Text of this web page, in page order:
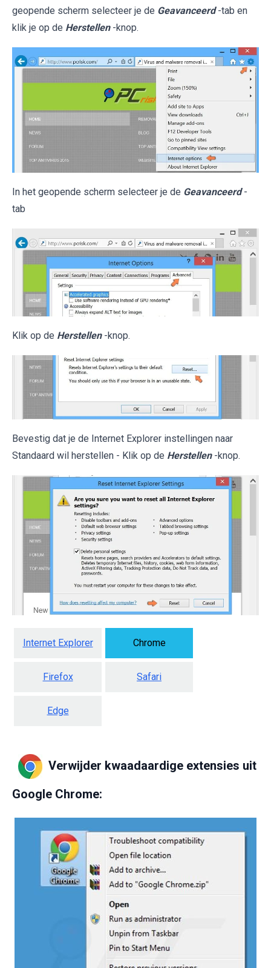
geopende scherm selecteer je de Geavanceerd -tab en
klik je op de Herstellen -knop.
In het geopende scherm selecteer je de Geavanceerd -
tab
Klik op de Herstellen -knop.
Bevestig dat je de Internet Explorer instellingen naar
Standaard wil herstellen - Klik op de Herstellen -knop.
Internet Explorer Chrome
Firefox Safari
Edge
Verwijder kwaadaardige extensies uit
Google Chrome: